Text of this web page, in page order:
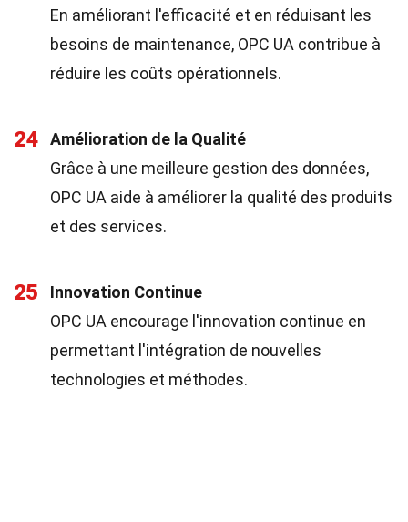
En améliorant l'efficacité et en réduisant les
besoins de maintenance, OPC UA contribue à
réduire les coûts opérationnels.
24
Amélioration de la Qualité
Grâce à une meilleure gestion des données,
OPC UA aide à améliorer la qualité des produits
et des services.
25
Innovation Continue
OPC UA encourage l'innovation continue en
permettant l'intégration de nouvelles
technologies et méthodes.